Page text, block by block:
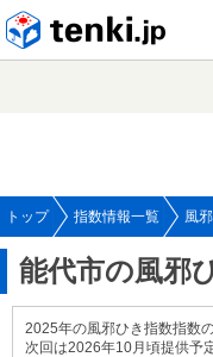
トップ 指数情報一覧 風
能代市の風邪
2025年の風邪ひき指数指数
次回は2026年10月頃提供予